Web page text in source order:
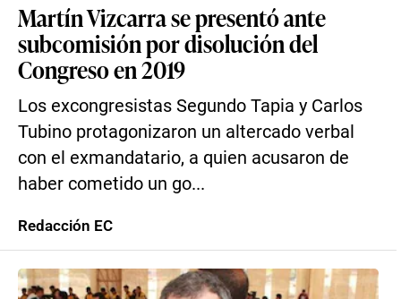
Martín Vizcarra se presentó ante
subcomisión por disolución del
Congreso en 2019
Los excongresistas Segundo Tapia y Carlos
Tubino protagonizaron un altercado verbal
con el exmandatario, a quien acusaron de
haber cometido un go...
Redacción EC